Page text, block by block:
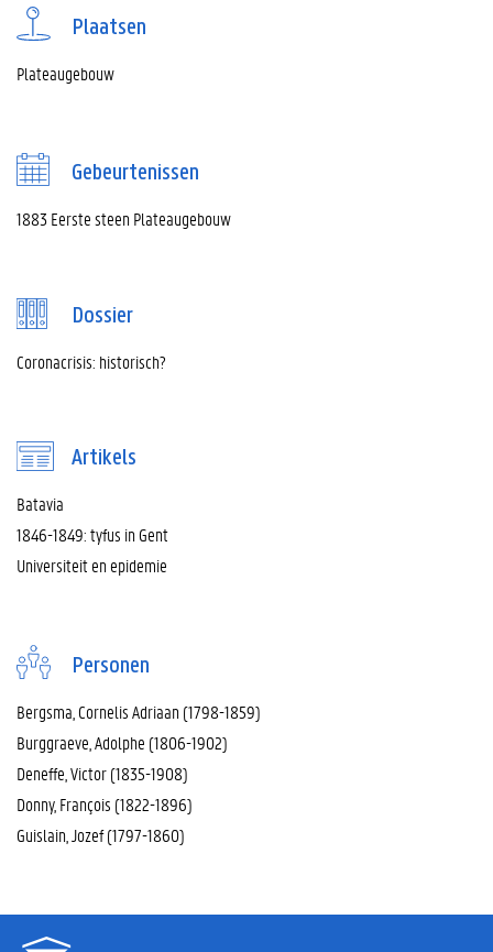
Plaatsen
Plateaugebouw
Gebeurtenissen
1883 Eerste steen Plateaugebouw
Dossier
Coronacrisis: historisch?
Artikels
Batavia
1846-1849: tyfus in Gent
Universiteit en epidemie
Personen
Bergsma, Cornelis Adriaan (1798-1859)
Burggraeve, Adolphe (1806-1902)
Deneffe, Victor (1835-1908)
Donny, François (1822-1896)
Guislain, Jozef (1797-1860)